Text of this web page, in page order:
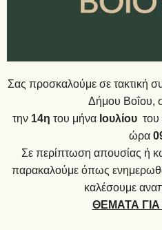
Σας προσκαλούμε σε τακτική
Δήμου Βοΐου,
την 14η του μήνα Ιουλίου του
ώρα
Σε περίπτωση απουσίας ή
παρακαλούμε όπως
καλέσουμε
ΘΕΜΑΤΑ